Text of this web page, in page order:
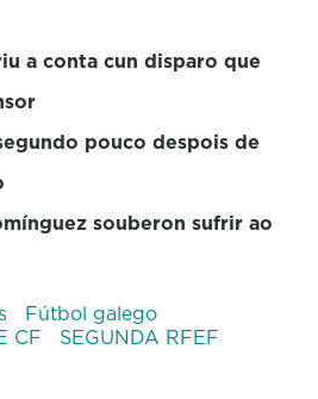
a conta cun disparo que
pouco despois de
souberon sufrir ao
Fútbol galego
CF SEGUNDA RFEF